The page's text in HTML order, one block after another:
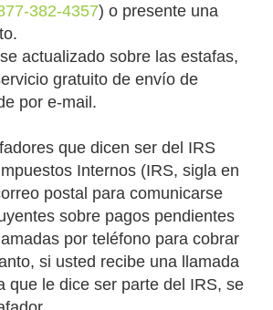
382-4357) o presente una
actualizado sobre las estafas,
gratuito de envío de
por e-mail.
que dicen ser del IRS
Internos (IRS, sigla en
postal para comunicarse
sobre pagos pendientes
por teléfono para cobrar
si usted recibe una llamada
que le dice ser parte del IRS, se